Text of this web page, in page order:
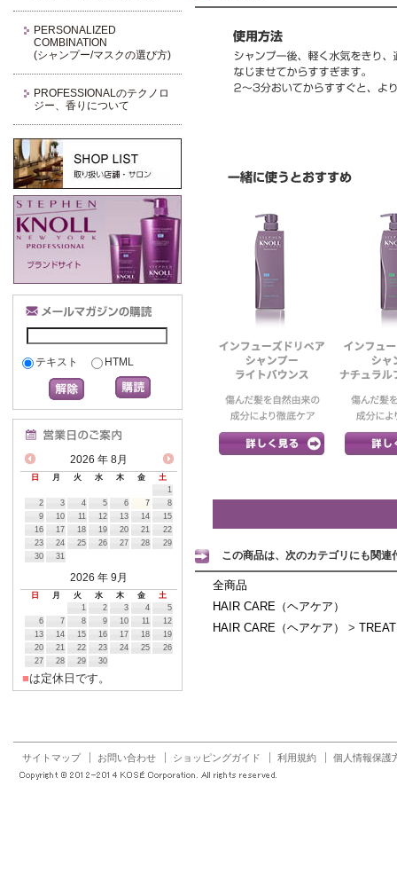
PERSONALIZED
COMBINATION
(シャンプー/マスクの選び方)
PROFESSIONALのテクノロ
ジー、香りについて
テキスト HTML
2026 年 8月
日 月 火 水 木 金
土
1
2
3 4 5 6 7
8
9
10 11 12 13 14
15
16
17 18 19 20 21
22
23
24 25 26 27 28
29
30
31
2026 年 9月
日 月 火 水 木 金
土
1
2 3 4
5
6
7 8 9 10 11
12
13
14 15 16 17 18
19
20
21 22 23 24 25
26
27
28 29 30
■は定休日です。
この商品は、次のカテゴリにも関連
全商品
HAIR CARE（ヘアケア）
HAIR CARE（ヘアケア） >
サイトマップ お問い合わせ ショッピングガイド 利用規約 個人情報保護